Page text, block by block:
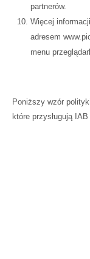
partnerów.
Więcej
adresem
menu
Poniższy wzór
które przysługują